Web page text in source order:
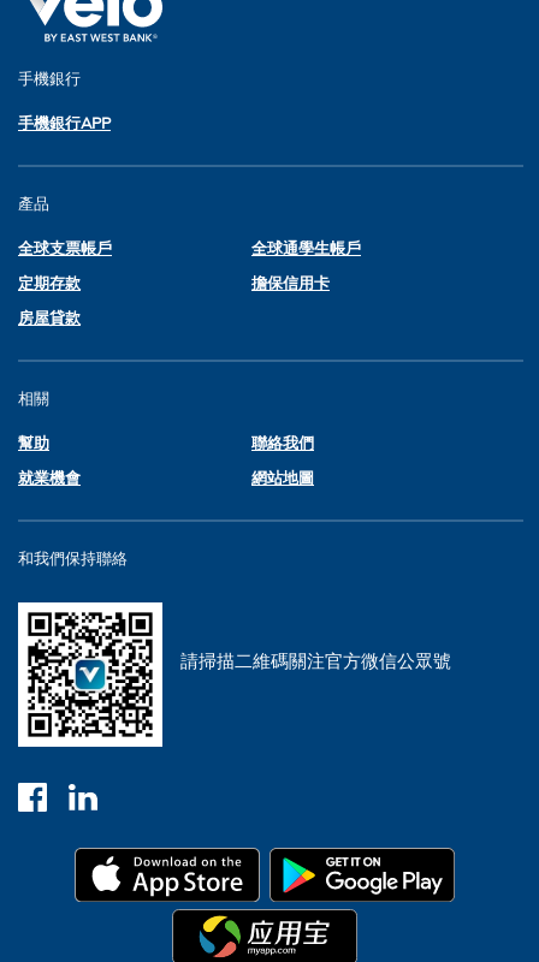
手機銀行
手機銀行APP
產品
全球支票帳戶 全球通學生帳戶
定期存款 擔保信用卡
房屋貸款
相關
幫助 聯絡我們
就業機會 網站地圖
和我們保持聯絡
請掃描二維碼關注官方微信公眾號